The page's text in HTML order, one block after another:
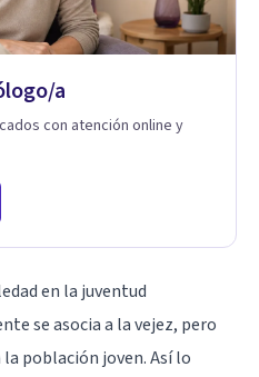
a
con atención online y
en la juventud
se asocia a la vejez, pero
población joven. Así lo